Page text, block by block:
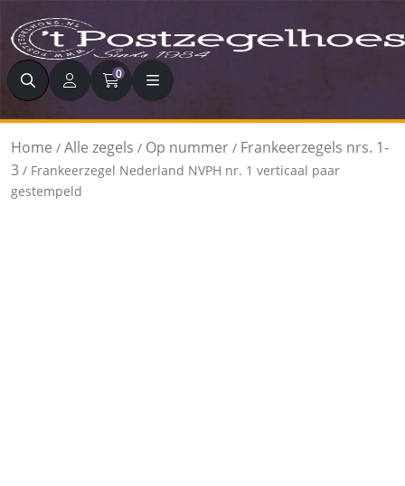
Zoeken 0
Home / Alle zegels / Op nummer / Frankeerzegels nrs. 1-
3 / Frankeerzegel Nederland NVPH nr. 1 verticaal paar
gestempeld